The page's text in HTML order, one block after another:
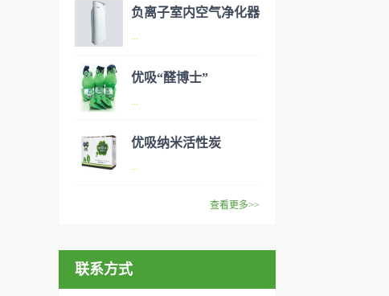
般包括PM2.5、粉尘、花粉、
高空气清洁度的效果。主要功
能：除甲醛/除异味/杀菌应用
所、使用方法：见产品说明手
册
般包括PM2.5、粉尘、花粉、
高空气清洁度的效果。主要功
能：除甲醛/除异味/杀菌应用
所、使用方法：见产品说明手
负离子室内空气净化器
...
般包括PM2.5、粉尘、花粉、
效去除挥发性有机物，有效提
所、使用方法：见产品说明手
优吸“醛博士”
...
在甲醛领域是非常专业的一位
以辅助净化空气，醛博士一肚
优吸纳米活性炭
...
无定形碳，也有排列规整的晶
体碳。优吸活性炭具有较强的
查看更多>>
联系方式